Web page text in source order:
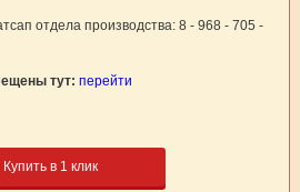
отдела производства: 8 - 968 - 705 -
тут: перейти
Купить в 1 клик